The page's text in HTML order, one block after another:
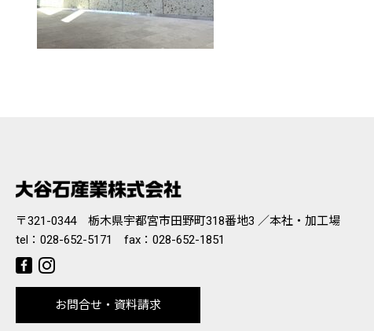
〒321-0344 栃木県宇都宮市田野町318番地3 ／本社・加工場
tel： 028-652-5171 fax：028-652-1851
お問合せ・資料請求